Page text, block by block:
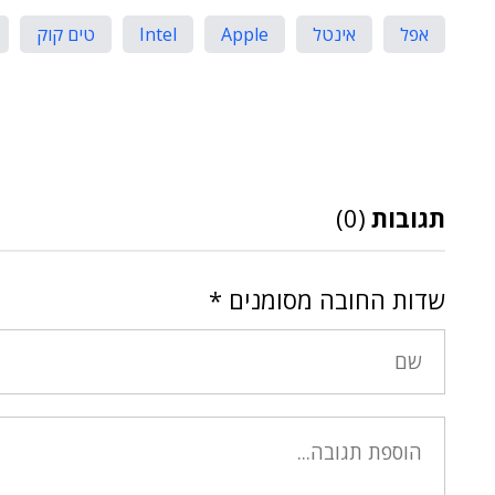
אפל אינטל Apple
Intel טים קוק
תגובות (0)
שדות החובה מסומנים *